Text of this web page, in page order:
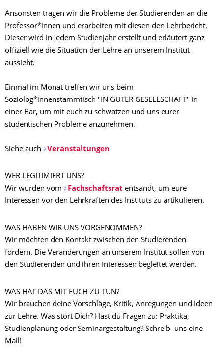
Ansonsten tragen wir die Probleme der Studierenden an die
Professor*innen und erarbeiten mit diesen den Lehrbericht.
Dieser wird in jedem Studienjahr erstellt und erläutert ganz
offiziell wie die Situation der Lehre an unserem Institut
aussieht.
Einmal im Monat treffen wir uns beim
Soziolog*innenstammtisch "IN GUTER GESELLSCHAFT" in
einer Bar, um mit euch zu schwatzen und uns eurer
studentischen Probleme anzunehmen.
Siehe auch Veranstaltungen
WER LEGITIMIERT UNS?
Wir wurden vom
Fachschaftsrat entsandt, um eure
Interessen vor den Lehrkräften des Instituts zu artikulieren.
WAS HABEN WIR UNS VORGENOMMEN?
Wir möchten den Kontakt zwischen den Studierenden
fördern. Die Veränderungen an unserem Institut sollen von
den Studierenden und ihren Interessen begleitet werden.
WAS HAT DAS MIT EUCH ZU TUN?
Wir brauchen deine Vorschläge, Kritik, Anregungen und Ideen
zur Lehre. Was stört Dich? Hast du Fragen zu: Praktika,
Studienplanung oder Seminargestaltung? Schreib uns eine
Mail!